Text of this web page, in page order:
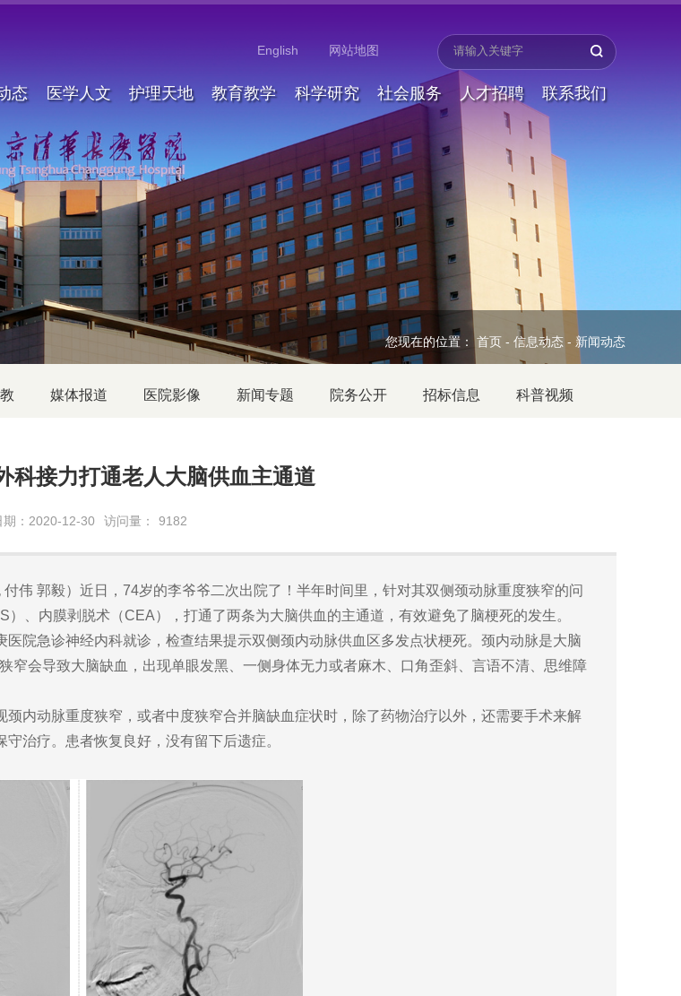
English 网站地图
态 医学人文 护理天地 教育教学 科学研究 社会服务 人才招聘 联系我们
您现在的位置：首页 - 信息动态 - 新闻动态
媒体报道 医院影像 新闻专题 院务公开 招标信息 科普视频
科接力打通老人大脑供血主通道
期：2020-12-30 访问量： 9182
伟 郭毅）近日，74岁的李爷爷二次出院了！半年时间里，针对其双侧颈动脉重度狭窄的问
、内膜剥脱术（CEA），打通了两条为大脑供血的主通道，有效避免了脑梗死的发生。
急诊神经内科就诊，检查结果提示双侧颈内动脉供血区多发点状梗死。颈内动脉是大脑
窄会导致大脑缺血，出现单眼发黑、一侧身体无力或者麻木、口角歪斜、言语不清、思维障
动脉重度狭窄，或者中度狭窄合并脑缺血症状时，除了药物治疗以外，还需要手术来解
治疗。患者恢复良好，没有留下后遗症。